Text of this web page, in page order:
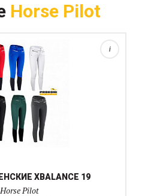
Horse Pilot
без леи (!) из плотного
Fit® с большим процентом
XBALANCE 19
Horse Pilot
i